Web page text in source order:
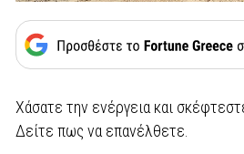
Χάσατε την ενέργεια και
Δείτε πως να επανέλθετε.